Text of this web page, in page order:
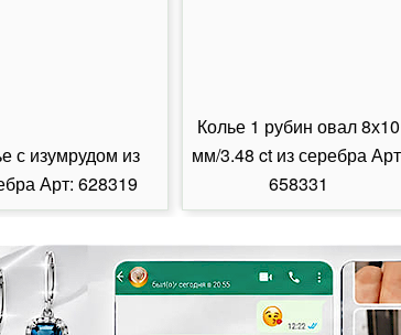
с изумрудом из
Арт: 628319
Колье 1 рубин овал 8х10
мм/3.48 ct из серебра
658331